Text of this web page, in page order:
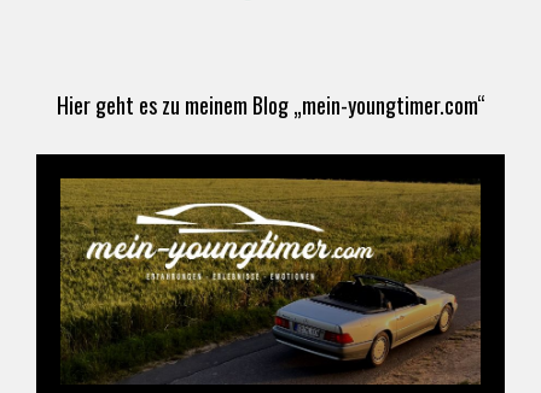
Hier geht es zu meinem Blog „mein-youngtimer.com“